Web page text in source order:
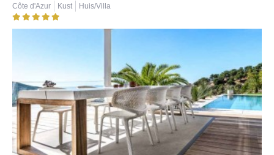
Côte d'Azur Kust Huis/Villa